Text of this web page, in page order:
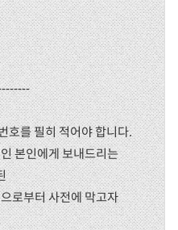
호를 필히 적어야 합니다.
본인에게 보내드리는
로부터 사전에 막고자